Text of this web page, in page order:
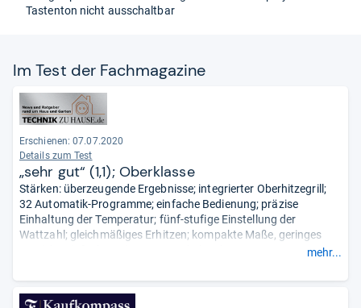
Tastenton nicht ausschaltbar
Im Test der Fach­ma­ga­zine
Erschienen: 07.07.2020
Details zum Test
„sehr gut“ (1,1); Oberklasse
Stärken: überzeugende Ergebnisse; integrierter Oberhitzegrill;
32 Automatik-Programme; einfache Bedienung; präzise
Einhaltung der Temperatur; fünf-stufige Einstellung der
Wattzahl; gleichmäßiges Erhitzen; kompakte Maße, geringes
verwirrende Beschreibung der Rezepte.- Zusammengefasst
durch unsere Redaktion.
mehr...